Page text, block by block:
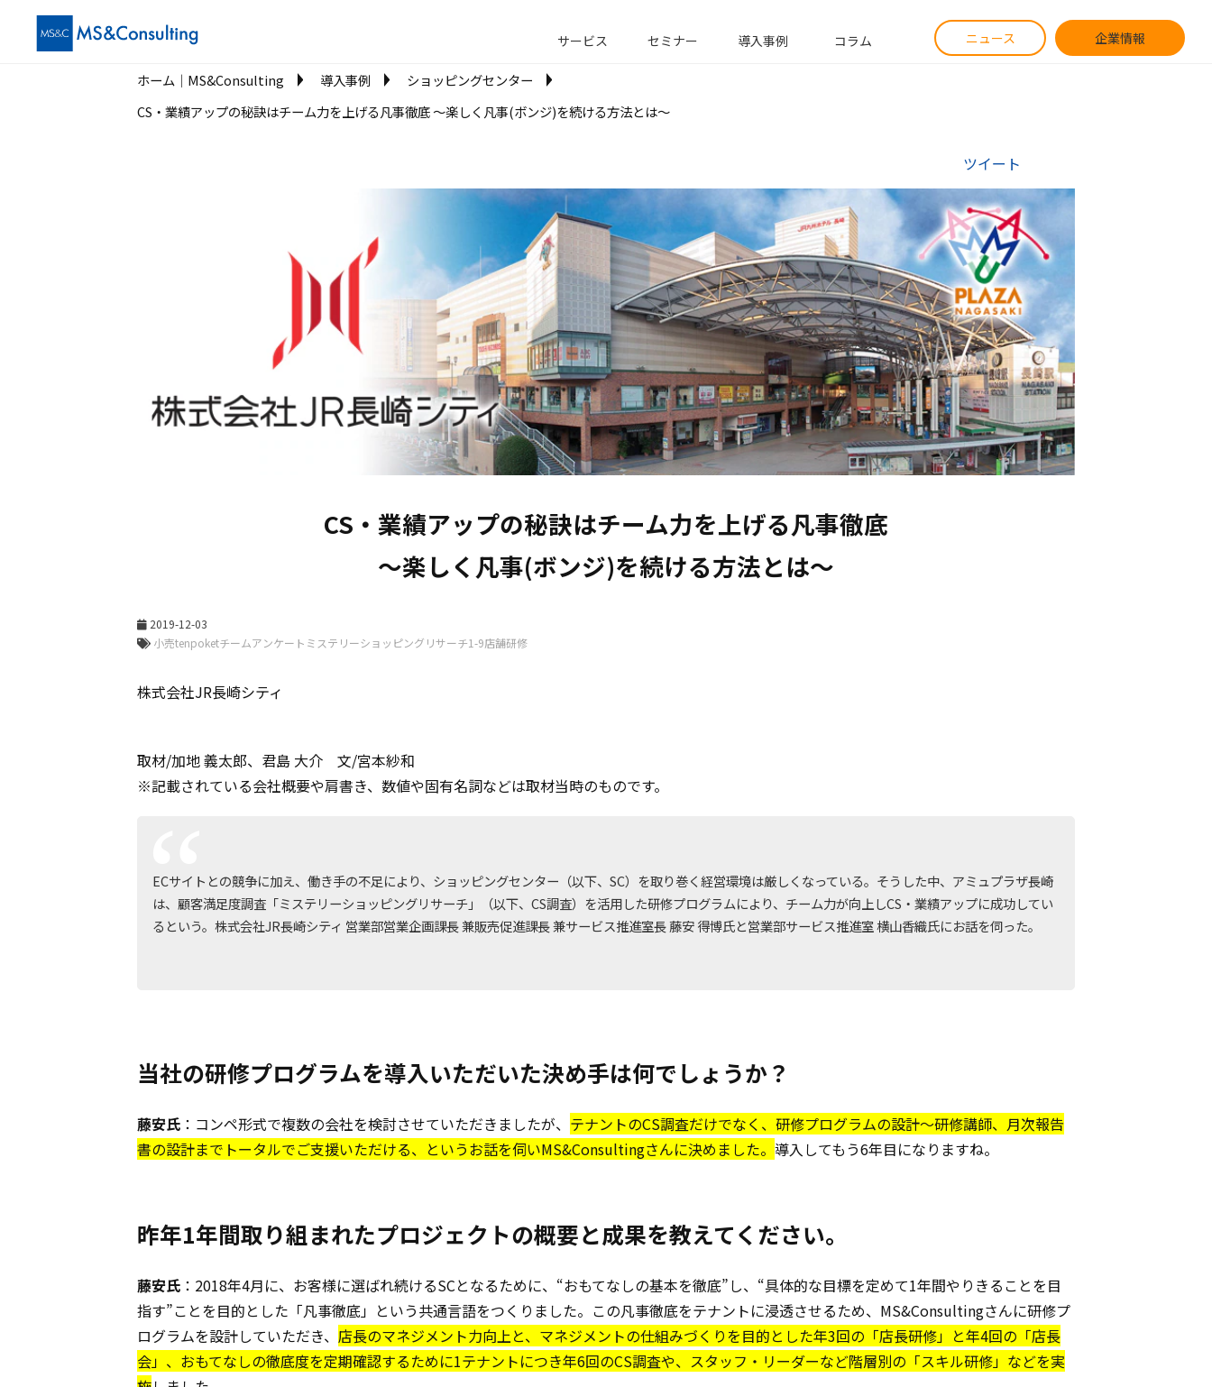
サービス セミナー 導入事例 コラム ニュース 企業情報
ホーム│MS&Consulting 導入事例
ショッピングセンター
CS・業績アップの秘訣はチーム力を上げる凡事徹底 ～楽しく凡事(ボンジ)を続ける方法とは～
ツイート
CS・業績アップの秘訣はチーム力を上げる凡事徹底
～楽しく凡事(ボンジ)を続ける方法とは～
2019-12-03
株式会社JR長崎シティ
取材/加地 義太郎、君島 大介 文/宮本紗和
※記載されている会社概要や肩書き、数値や固有名詞などは取材当時のものです。
ECサイトとの競争に加え、働き手の不足により、ショッピングセンター（以下、SC）を取り巻く経営環境は厳しくなっている。そうした中、アミュプラザ長崎
は、顧客満足度調査「ミステリーショッピングリサーチ」（以下、CS調査）を活用した研修プログラムにより、チーム力が向上しCS・業績アップに成功してい
るという。株式会社JR長崎シティ 営業部営業企画課長 兼販売促進課長 兼サービス推進室長 藤安 得博氏と営業部サービス推進室 横山香織氏にお話を伺った。
――当社の研修プログラムを導入いただいた決め手は何でしょうか？
藤安氏 ：コンペ形式で複数の会社を検討させていただきましたが、 テナントのCS調査だけでなく、研修プログラムの設計～研修講師、月次報告
書の設計までトータルでご支援いただける、というお話を伺いMS&Consultingさんに決めました。 導入してもう6年目になりますね。
――昨年1年間取り組まれたプロジェクトの概要と成果を教えてください。
藤安氏 ：2018年4月に、お客様に選ばれ続けるSCとなるために、“おもてなしの基本を徹底”し、“具体的な目標を定めて1年間やりきることを目
指す”ことを目的とした「凡事徹底」という共通言語をつくりました。この凡事徹底をテナントに浸透させるため、MS&Consultingさんに研修プ
ログラムを設計していただき、 店長のマネジメント力向上と、マネジメントの仕組みづくりを目的とした年3回の「店長研修」と年4回の「店長
会」、おもてなしの徹底度を定期確認するために1テナントにつき年6回のCS調査や、スタッフ・リーダーなど階層別の「スキル研修」などを実